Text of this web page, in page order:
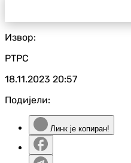
Извор:
РТРС
18.11.2023 20:57
Подијели:
Линк је копиран!